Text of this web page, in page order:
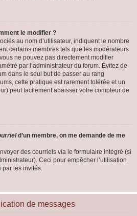
le modifier ?
au nom d’utilisateur, indiquent le nombre
certains membres tels que les modérateurs
ne pouvez pas directement modifier
par l’administrateur du forum. Évitez de
dans le seul but de passer au rang
cette pratique est rarement tolérée et un
peut facilement abaisser votre compteur de
d’un membre, on me demande de me
des courriels via le formulaire intégré (si
Ceci pour empêcher l’utilisation
par les invités.
de messages